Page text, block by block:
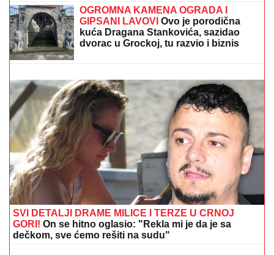
Milena objavila vrele fotke iz Italije,
bujni dekolte u prvom planu
SIN BRUTALNO TUKAO MAJKU DO SMRTI!
Strašni
detalji jezivog zločina na Novom Beogradu: Nakon
ubistva pokušao da skoči sa terase!
OGROMNA KAMENA OGRADA I
GIPSANI LAVOVIOvo je porodična
kuća Dragana Stankovića, sazidao
dvorac u Grockoj, tu razvio i biznis